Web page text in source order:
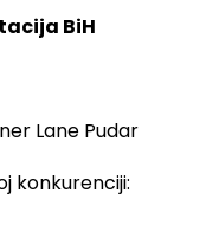
BiH
Lane Pudar
konkurenciji: